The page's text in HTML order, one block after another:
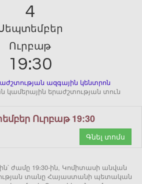
4
Ուրբաթ
19:30
ազգային կենտրոն
կամերային երաժշտության տուն
Ուրբաթ 19:30
Գնել տոմս
ժամը 19։30-ին, Կոմիտասի անվան
տանը Հայաստանի պետական